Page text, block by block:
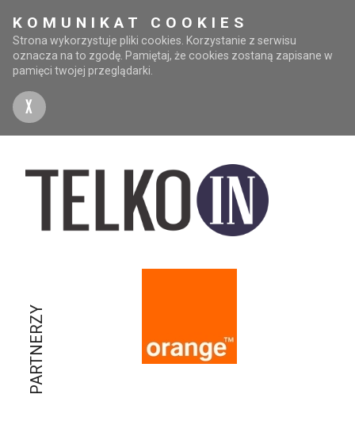
KOMUNIKAT COOKIES
Strona wykorzystuje pliki cookies. Korzystanie z serwisu
oznacza na to zgodę. Pamiętaj, że cookies zostaną zapisane w
pamięci twojej przeglądarki.
X
PARTNERZY